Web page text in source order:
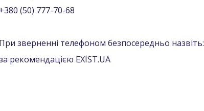
+380 (50) 777-70-68
При зверненні телефоном безпосередньо назвіть:
рекомендацією EXIST.UA